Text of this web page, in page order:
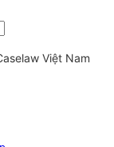
Việt Nam